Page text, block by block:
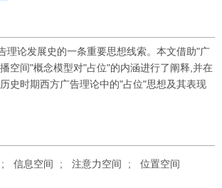
理论发展史的一条重要思想线索。本文借助"广
空间"概念模型对"占位"的内涵进行了阐释,并在
史时期西方广告理论中的"占位"思想及其表现
; 信息空间 ; 注意力空间 ; 位置空间